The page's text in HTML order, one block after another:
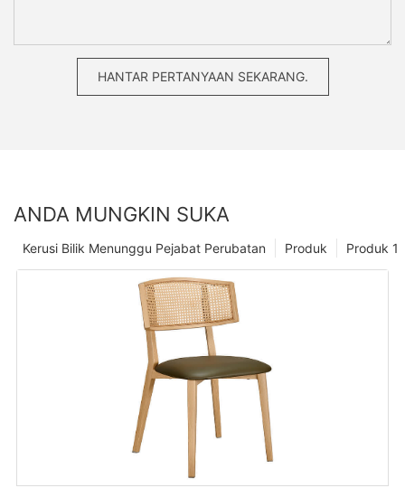
HANTAR PERTANYAAN SEKARANG.
ANDA MUNGKIN SUKA
Produk 1
Produk
Kerusi Bilik Menunggu Pejabat Perubatan